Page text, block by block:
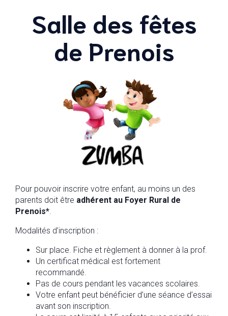
Salle des fêtes
de Prenois
Pour pouvoir inscrire votre enfant, au moins un des
parents doit être adhérent au Foyer Rural de
Prenois*.
Modalités d’inscription :
Sur place. Fiche et règlement à donner à la prof.
Un certificat médical est fortement
recommandé.
Pas de cours pendant les vacances scolaires.
Votre enfant peut bénéficier d’une séance d’essai
avant son inscription.